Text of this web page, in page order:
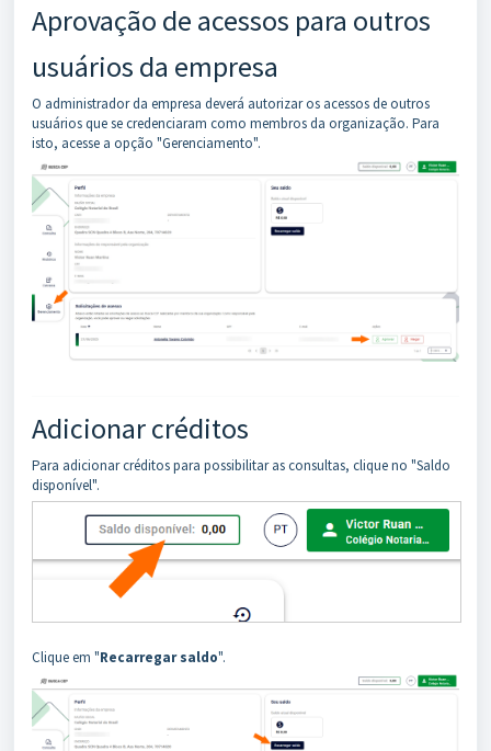
Aprovação de acessos para outros
usuários da empresa
O administrador da empresa deverá autorizar os acessos de outros
usuários que se credenciaram como membros da organização. Para
isto, acesse a opção "Gerenciamento".
Adicionar créditos
Para adicionar créditos para possibilitar as consultas, clique no "Saldo
disponível".
Clique em "Recarregar saldo".